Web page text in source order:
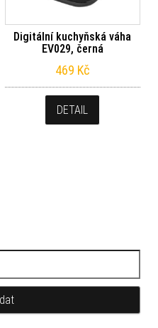
Digitální kuchyňská váha
EV029, černá
469 Kč
DETAIL